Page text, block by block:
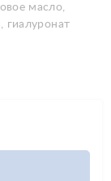
масло,
гиалуронат